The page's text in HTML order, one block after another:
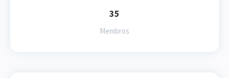
35
Membros